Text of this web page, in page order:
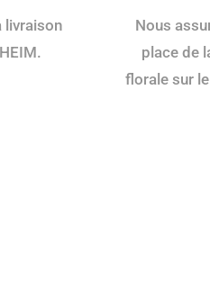
livraison
Nous
place de
florale sur